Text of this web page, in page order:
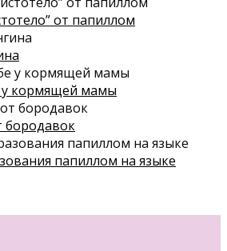
от папиллом
у кормящей мамы
бородавок
папиллом на языке